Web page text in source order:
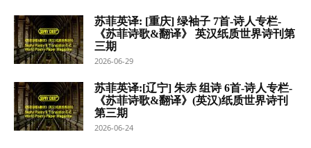
苏菲英译: [重庆] 绿袖子 7首-诗人专栏-
《苏菲诗歌&翻译》 英汉纸质世界诗刊第
三期
2026-06-29
苏菲英译:[辽宁] 朱赤 组诗 6首-诗人专栏-
《苏菲诗歌&翻译》(英汉)纸质世界诗刊
第三期
2026-06-24